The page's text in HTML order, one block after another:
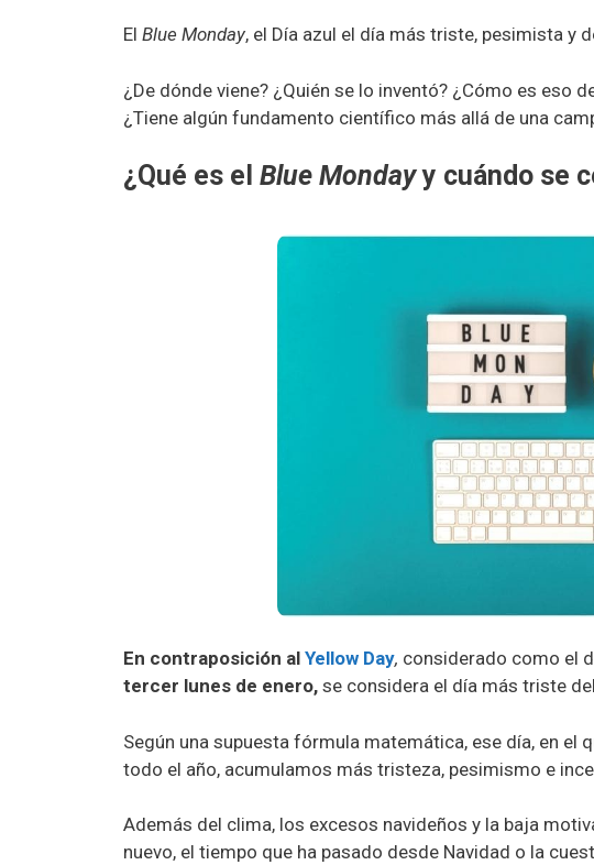
El Blue Monday, el Día azul el día más triste, pesimista y
¿De dónde viene? ¿Quién se lo inventó? ¿Cómo es eso
¿Tiene algún fundamento científico más allá de una
¿Qué es el Blue Mondayy cuándo se
En contraposición al Yellow Day, considerado como el
tercer lunes de enero, se considera el día más triste
Según una supuesta fórmula matemática, ese día, en el
todo el año, acumulamos más tristeza, pesimismo e
Además del clima, los excesos navideños y la baja
nuevo, el tiempo que ha pasado desde Navidad o la